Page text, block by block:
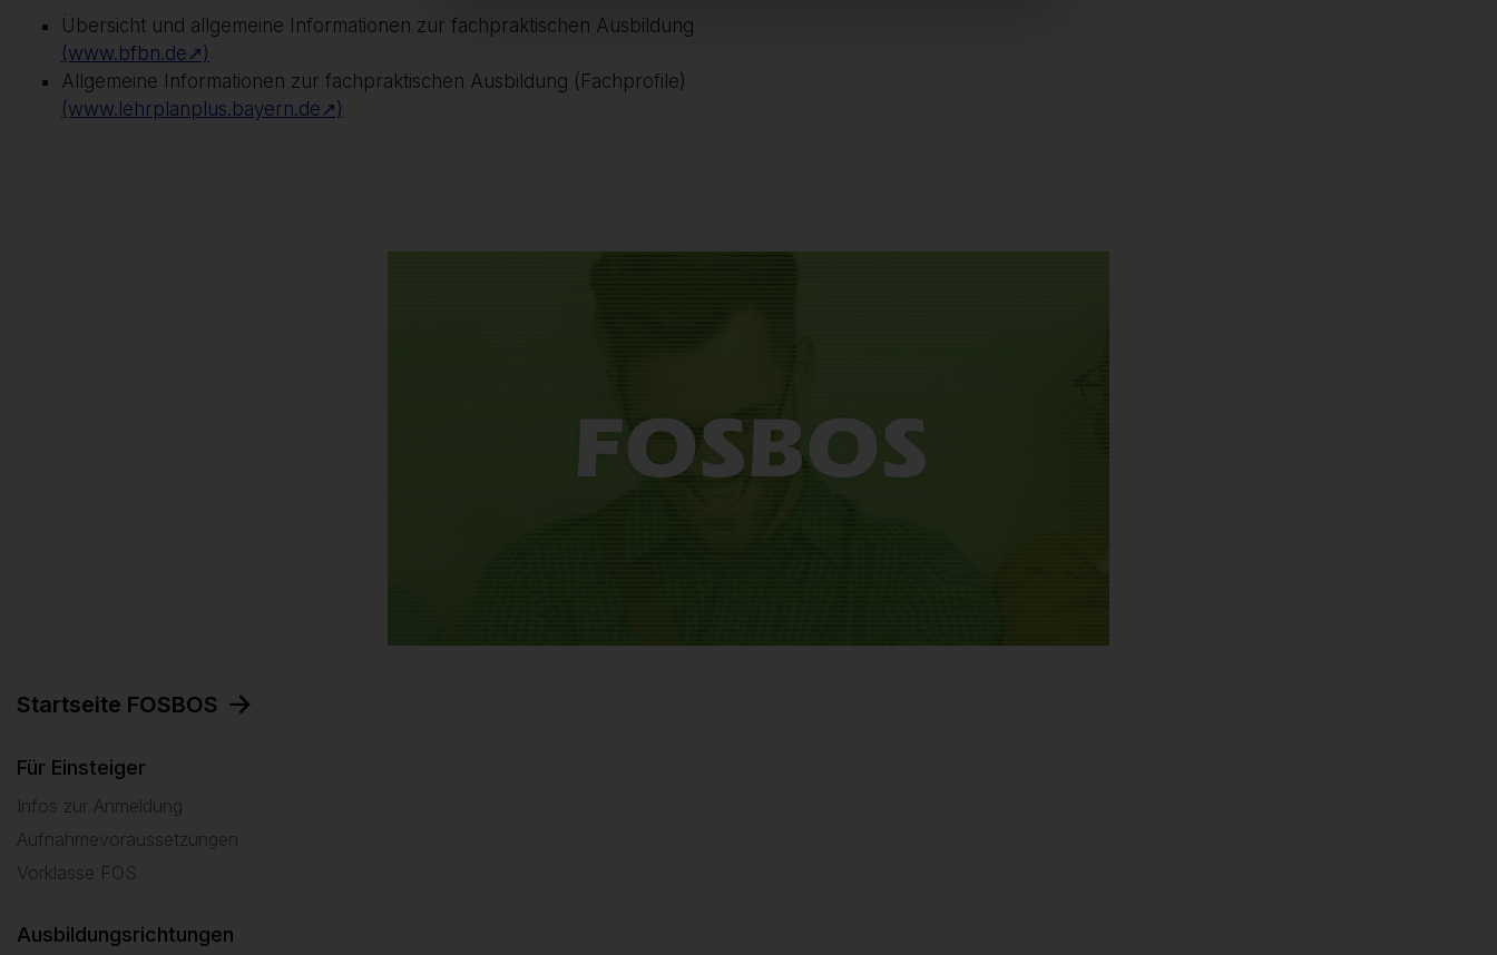
Übersicht und allgemeine Informationen zur fachpraktischen Ausbildung
(www.bfbn.de↗)
Allgemeine Informationen zur fachpraktischen Ausbildung (Fachprofile)
(www.lehrplanplus.bayern.de↗)
Startseite FOSBOS
Für Einsteiger
Infos zur Anmeldung
Aufnahmevoraussetzungen
Vorklasse FOS
Ausbildungsrichtungen